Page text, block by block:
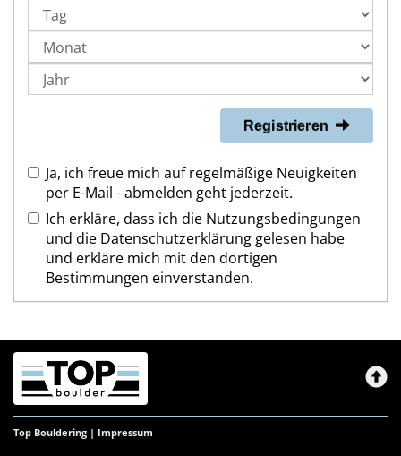
Registrieren
Ja, ich freue mich auf regelmäßige Neuigkeiten
per E-Mail - abmelden geht jederzeit.
Ich erkläre, dass ich die Nutzungsbedingungen
und die Datenschutzerklärunggelesen habe
und erkläre mich mit den dortigen
Bestimmungen einverstanden.
Top Bouldering | Impressum